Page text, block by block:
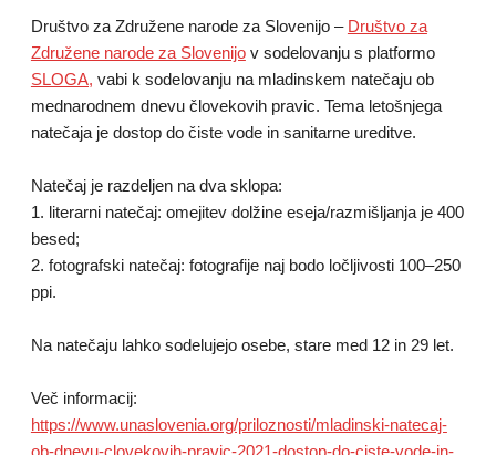
Društvo za Združene narode za Slovenijo – Društvo za
Združene narode za Slovenijov sodelovanju s platformo
SLOGA, vabi k sodelovanju na mladinskem natečaju ob
mednarodnem dnevu človekovih pravic. Tema letošnjega
natečaja je dostop do čiste vode in sanitarne ureditve.
Natečaj je razdeljen na dva sklopa:
1. literarni natečaj: omejitev dolžine eseja/razmišljanja je 400
besed;
2. fotografski natečaj: fotografije naj bodo ločljivosti 100–250
ppi.
Na natečaju lahko sodelujejo osebe, stare med 12 in 29 let.
Več informacij:
https://www.unaslovenia.org/priloznosti/mladinski-natecaj-
ob-dnevu-clovekovih-pravic-2021-dostop-do-ciste-vode-in-